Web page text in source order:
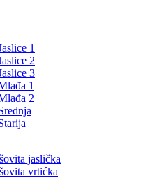
1
2
3
1
2
jaslička
vrtićka